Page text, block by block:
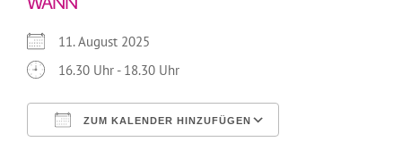
11. August 2025
16.30 Uhr - 18.30 Uhr
ZUM KALENDER HINZUFÜGEN